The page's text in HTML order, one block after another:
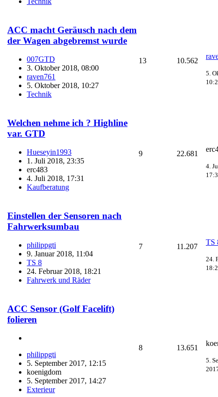
ACC macht Geräusch nach dem
der Wagen abgebremst wurde
007GTD
3. Oktober 2018, 08:00
raven761
5. Oktober 2018, 10:27
Technik
13 10.562
5.
Welchen nehme ich ? Highline
var. GTD
Hueseyin1993
1. Juli 2018, 23:35
erc483
4. Juli 2018, 17:31
Kaufberatung
9 22.681
4.
Einstellen der Sensoren nach
Fahrwerksumbau
philippgti
9. Januar 2018, 11:04
TS 8
24. Februar 2018, 18:21
Fahrwerk und Räder
7 11.207
TS
24.
ACC Sensor (Golf Facelift)
folieren
philippgti
5. September 2017, 12:15
koenigdom
5. September 2017, 14:27
Exterieur
8 13.651
5.